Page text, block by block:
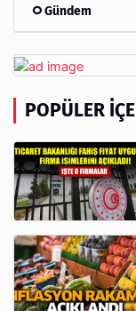
Gündem
POPÜLER